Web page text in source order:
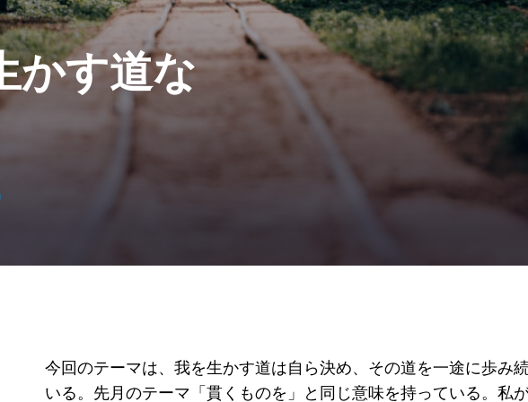
かす道な
今回のテーマは、我を生かす道は自ら決め、その道を一途に歩み
いる。先月のテーマ「貫くものを」と同じ意味を持っている。私